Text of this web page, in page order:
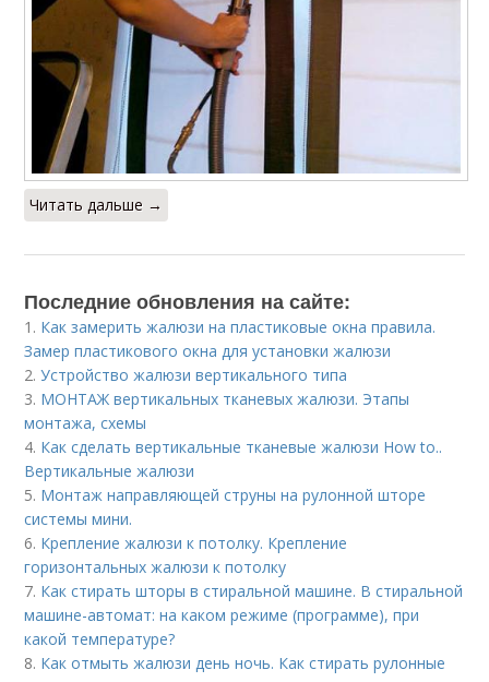
Читать дальше →
Последние обновления на сайте:
1. Как замерить жалюзи на пластиковые окна правила.
Замер пластикового окна для установки жалюзи
2.Устройство жалюзи вертикального типа
3. МОНТАЖ вертикальных тканевых жалюзи. Этапы
монтажа, схемы
4. Как сделать вертикальные тканевые жалюзи How to..
Вертикальные жалюзи
5. Монтаж направляющей струны на рулонной шторе
системы мини.
6. Крепление жалюзи к потолку. Крепление
горизонтальных жалюзи к потолку
7. Как стирать шторы в стиральной машине. В стиральной
машине-автомат: на каком режиме (программе), при
какой температуре?
8. Как отмыть жалюзи день ночь. Как стирать рулонные